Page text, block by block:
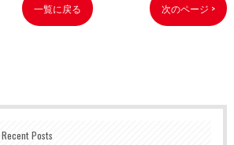
一覧に戻る 次のページ >
Recent Posts